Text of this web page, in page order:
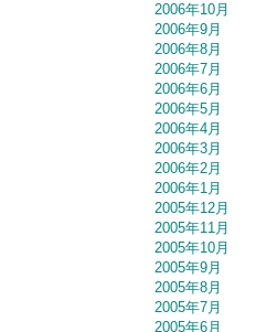
2006年10月
2006年9月
2006年8月
2006年7月
2006年6月
2006年5月
2006年4月
2006年3月
2006年2月
2006年1月
2005年12月
2005年11月
2005年10月
2005年9月
2005年8月
2005年7月
2005年6月